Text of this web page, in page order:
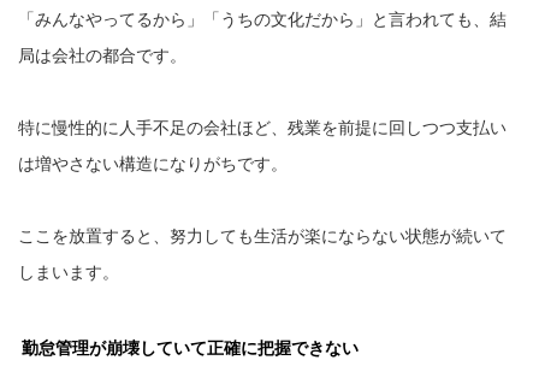
「みんなやってるから」「うちの文化だから」と言われても、結
局は会社の都合です。
特に慢性的に人手不足の会社ほど、残業を前提に回しつつ支払い
は増やさない構造になりがちです。
ここを放置すると、努力しても生活が楽にならない状態が続いて
しまいます。
勤怠管理が崩壊していて正確に把握できない